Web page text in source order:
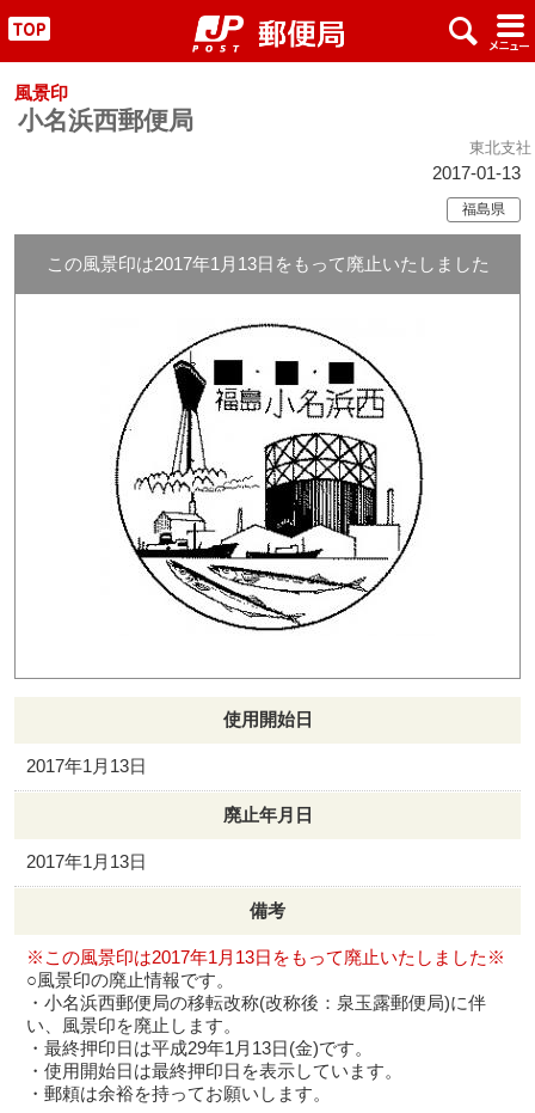
" x #
風景印
小名浜西郵便局
東北支社
2017-01-13
福島県
この風景印は2017年1月13日をもって廃止いたしました
使用開始日
2017年1月13日
廃止年月日
2017年1月13日
備考
※この風景印は2017年1月13日をもって廃止いたしました※
○風景印の廃止情報です。
・小名浜西郵便局の移転改称(改称後：泉玉露郵便局)に伴
い、風景印を廃止します。
・最終押印日は平成29年1月13日(金)です。
・使用開始日は最終押印日を表示しています。
・郵頼は余裕を持ってお願いします。